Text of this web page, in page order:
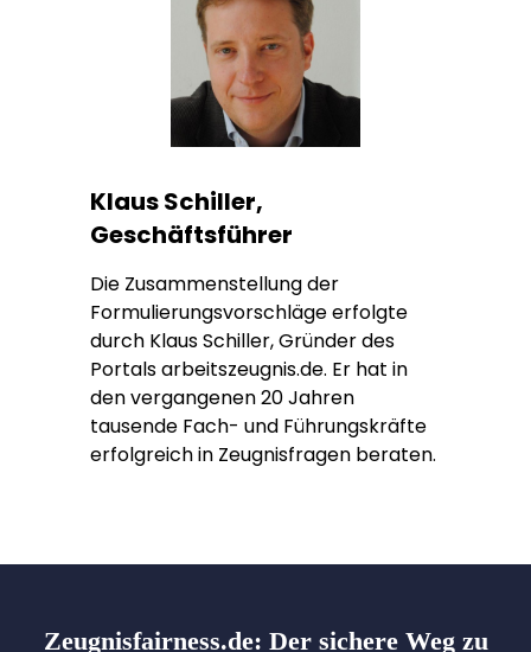
Klaus Schiller,
Geschäftsführer
Die Zusammenstellung der
Formulierungsvorschläge erfolgte
durch Klaus Schiller, Gründer des
Portals arbeitszeugnis.de. Er hat in
den vergangenen 20 Jahren
tausende Fach- und Führungskräfte
erfolgreich in Zeugnisfragen beraten.
Zeugnisfairness.de: Der sichere Weg zu